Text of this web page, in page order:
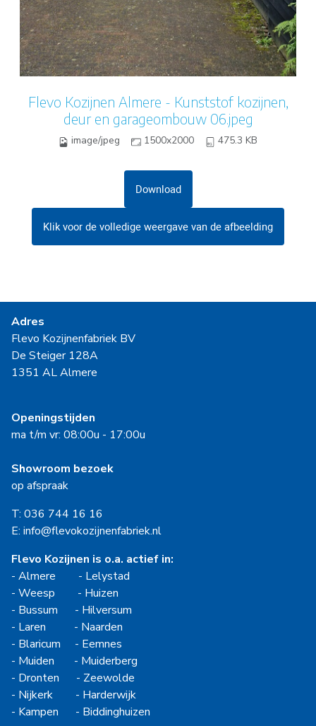
Flevo Kozijnen Almere - Kunststof kozijnen,
deur en garageombouw 06.jpeg
image/jpeg 1500x2000 475.3 KB
Download
Klik voor de volledige weergave van de afbeelding
Adres
Flevo Kozijnenfabriek BV
De Steiger 128A
1351 AL Almere
Openingstijden
ma t/m vr: 08:00u - 17:00u
Showroom bezoek
op afspraak
T: 036 744 16 16
E: info@flevokozijnenfabriek.nl
Flevo Kozijnen is o.a. actief in:
- Almere - Lelystad
- Weesp - Huizen
- Bussum - Hilversum
- Laren - Naarden
- Blaricum - Eemnes
- Muiden - Muiderberg
- Dronten - Zeewolde
- Nijkerk - Harderwijk
- Kampen - Biddinghuizen